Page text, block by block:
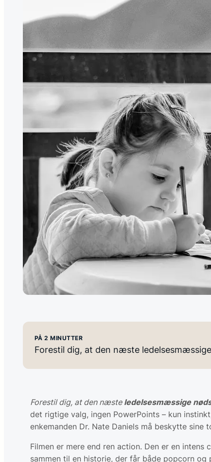
PÅ 2 MINUTTER
Forestil dig, at den næste
Forestil dig, at den næste ledelsesmæssige
det rigtige valg, ingen PowerPoints – kun
enkemanden Dr. Nate Daniels må beskytte sine
Filmen er mere end ren action. Den er en intens
sammen til en historie, der får både popcorn